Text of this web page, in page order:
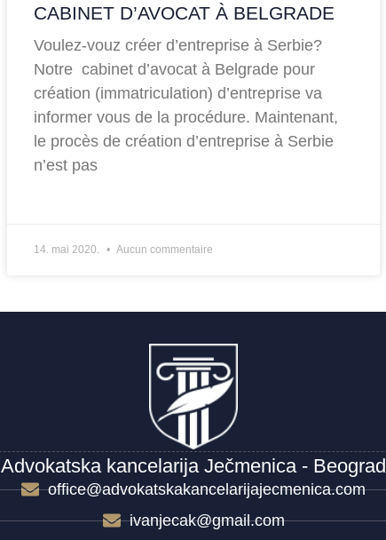
CABINET D’AVOCAT À BELGRADE
Voulez-vouz créer d’entreprise à Serbie?
Notre cabinet d’avocat à Belgrade pour
création (immatriculation) d’entreprise va
informer vous de la procédure. Maintenant,
le procès de création d’entreprise à Serbie
n’est pas
14. mai 2020. Aucun commentaire
Advokatska kancelarija Ječmenica - Beograd
office@advokatskakancelarijajecmenica.com
ivanjecak@gmail.com